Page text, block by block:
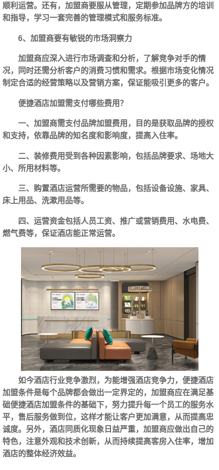
顺利运营。还有，加盟商要服从管理，定期参加品牌方的培训
和指导，学习一套完善的管理模式和服务标准。
6、加盟商要有敏锐的市场洞察力
加盟商应深入进行市场调查和分析，了解竞争对手的情
况，同时还需分析客户的消费习惯和需求。根据市场变化情况
制定合适的经营策略以及营销方案，保证能吸引更多的客户。
便捷酒店加盟需支付哪些费用？
一、加盟商需支付品牌加盟费用，目的是获取品牌的授权
和支持，依靠品牌的知名度和影响度，提高入住率。
二、装修费用受到各种因素影响，包括品牌要求、场地大
小、所用材料等。
三、购置酒店运营所需要的物品，包括设备设施、家具、
床上用品、洗漱用品等。
四、运营资金包括人员工资、推广或营销费用、水电费、
燃气费等，保证酒店能正常运营。
如今酒店行业竞争激烈，为能增强酒店竞争力，便捷酒店
加盟条件是每个品牌都会做出一定界定的，加盟商应在满足基
础便捷酒店加盟条件的基础下，努力提升每一个员工的服务水
平，售后服务做到位，这样才能让客户更加满意，从而提高忠
诚度。另外，酒店同质化现象日益严重，加盟商应做出自己的
特色，注意外观和技术创新，从而持续提高客房入住率，增加
酒店的整体经济效益。